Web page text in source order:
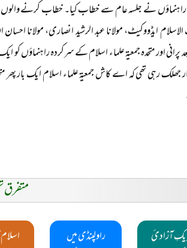
نے جلسہ عام سے خطاب کیا۔ خطاب کرنے والوں میں
ایڈووکیٹ، مولانا عبد الرشید انصاری، مولانا
اور متحدہ جمعیۃ علماء اسلام کے سرکردہ راہنماؤں کو
جھلک رہی تھی کہ اے کاش جمعیۃ علماء اسلام ایک بار پھر
متفرق
آزادیٔ
راولپنڈی میں